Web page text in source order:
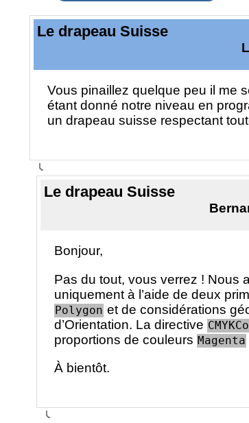
Le drapeau Suisse
Vous pinaillez quelque peu il me
étant donné notre niveau en
un drapeau suisse respectant
Le drapeau Suisse
Bonjour,
Pas du tout, vous verrez ! Nous
uniquement à l’aide de deux
Polygon et de considérations
d’Orientation. La directive
proportions de couleurs Magenta
À bientôt.